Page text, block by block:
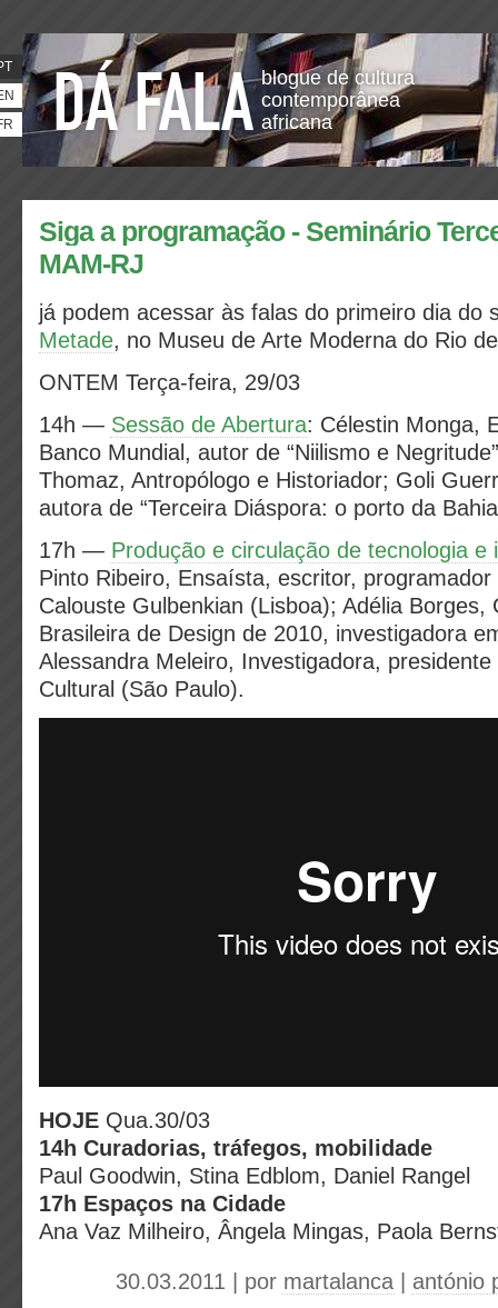
blogue de cultura
contemporânea
africana
Siga a programação - Seminário
MAM-RJ
já podem acessar às falas do primeiro dia do
Metade, no Museu de Arte Moderna do Rio
ONTEM Terça-feira, 29/03
14h — Sessão de Abertura: Célestin Monga,
Banco Mundial, autor de “Niilismo e
Thomaz, Antropólogo e Historiador; Goli
autora de “Terceira Diáspora: o porto da
17h — Produção e circulação de tecnologia e
Pinto Ribeiro, Ensaísta, escritor, programador
Calouste Gulbenkian (Lisboa); Adélia Borges,
Brasileira de Design de 2010, investigadora
Alessandra Meleiro, Investigadora,
Cultural (São Paulo).
HOJE Qua.30/03
14h Curadorias, tráfegos, mobilidade
Paul Goodwin, Stina Edblom, Daniel Rangel
17h Espaços na Cidade
Ana Vaz Milheiro, Ângela Mingas, Paola
30.03.2011 | por martalanca antónio